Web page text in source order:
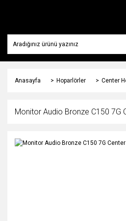
Anasayfa Hoparlörler Center
Monitor Audio Bronze C150 7G